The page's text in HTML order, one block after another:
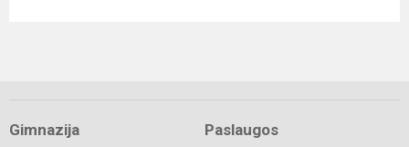
Gimnazija Paslaugos